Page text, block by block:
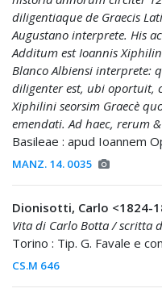
diligentiaque de Graecis
Augustano interprete. His
Additum est Ioannis
Blanco Albiensi interprete:
diligenter est, ubi oportuit,
Xiphilini seorsim Graecè
emendati. Ad haec, rerum
Basileae : apud Ioannem
MANZ. 14. 0035
Dionisotti, Carlo <1824-
Vita di Carlo Botta / scritta
Torino : Tip. G. Favale e
CS.M 646